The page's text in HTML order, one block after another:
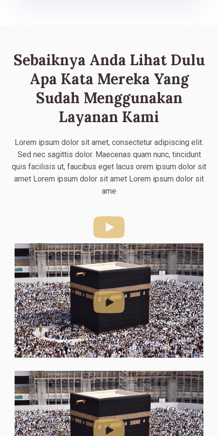
Sebaiknya Anda Lihat Dulu
Apa Kata Mereka Yang
Sudah Menggunakan
Layanan Kami
Lorem ipsum dolor sit amet, consectetur adipiscing elit.
Sed nec sagittis dolor. Maecenas quam nunc, tincidunt
quis facilisis ut, faucibus eget lacus orem ipsum dolor sit
amet Lorem ipsum dolor sit amet Lorem ipsum dolor sit
ame